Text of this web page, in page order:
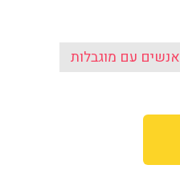
אנשים עם מוגבלות